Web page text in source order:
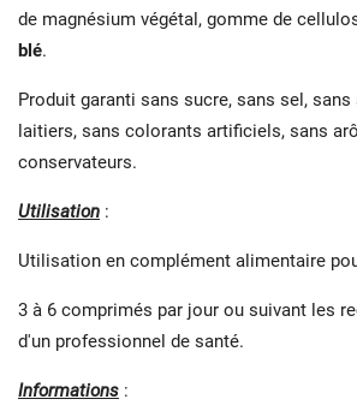
de magnésium végétal, gomme de
blé.
Produit garanti sans sucre, sans sel,
laitiers, sans colorants artificiels, sans
conservateurs.
Utilisation :
Utilisation en complément alimentaire
3 à 6 comprimés par jour ou suivant les
d'un professionnel de santé.
Informations :